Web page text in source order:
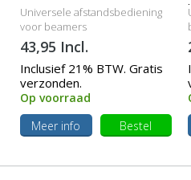
Universele afstandsbediening
voor beamers
43,95 Incl.
Inclusief 21% BTW. Gratis
verzonden.
Op voorraad
Meer info
Bestel